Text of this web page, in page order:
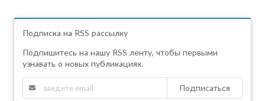
Подписка на RSS рассылку
Подпишитесь на нашу RSS ленту, чтобы первыми
узнавать о новых публикациях.
Подписаться